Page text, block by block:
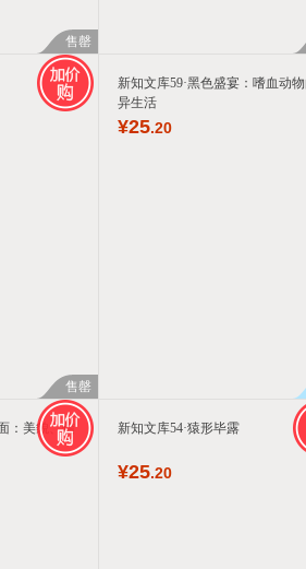
售罄
售罄
新知文库59·黑色盛宴：嗜血动
异生活
¥25.20
：美貌、信
新知文库54·猿形毕露
¥25.20